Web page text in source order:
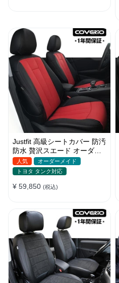
Justfit 高級シートカバー 防汚
防水 贅沢スエード オーダー
メイド オシャレ 全席セット
人気
オーダーメイド
トヨタ タンク対応
¥ 59,850 (税込)